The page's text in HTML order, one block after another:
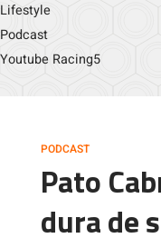
Lifestyle
Podcast
Youtube Racing5
PODCAST
Pato
dura de